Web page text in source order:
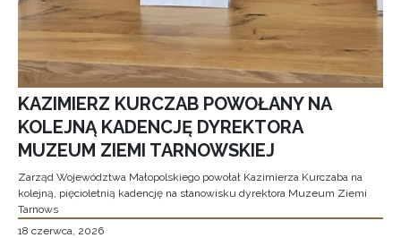
KAZIMIERZ KURCZAB POWOŁANY NA
KOLEJNĄ KADENCJĘ DYREKTORA
MUZEUM ZIEMI TARNOWSKIEJ
Zarząd Województwa Małopolskiego powołał Kazimierza Kurczaba na
kolejną, pięcioletnią kadencję na stanowisku dyrektora Muzeum Ziemi
Tarnows
18 czerwca, 2026